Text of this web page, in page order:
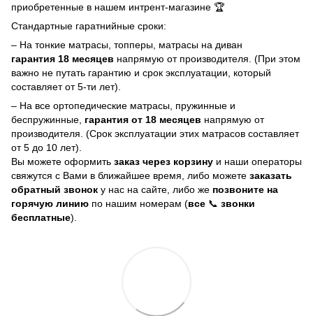
приобретенные в нашем интрент-магазине 🏆
Стандартные гаратнийные сроки:
– На тонкие матрасы, топперы, матрасы на диван
гарантия 18 месяцев напрямую от производителя. (При этом
важно не путать гарантию и срок эксплуатации, который
составляет от 5-ти лет).
– На все ортопедические матрасы, пружинные и
беспружинные, гарантия от 18 месяцев напрямую от
производителя. (Срок эксплуатации этих матрасов составляет
от 5 до 10 лет).
Вы можете оформить заказ через корзину и наши операторы
свяжутся с Вами в ближайшее время, либо можете заказать
обратный звонок у нас на сайте, либо же позвоните на
горячую линию по нашим номерам (все 📞 звонки
бесплатные).